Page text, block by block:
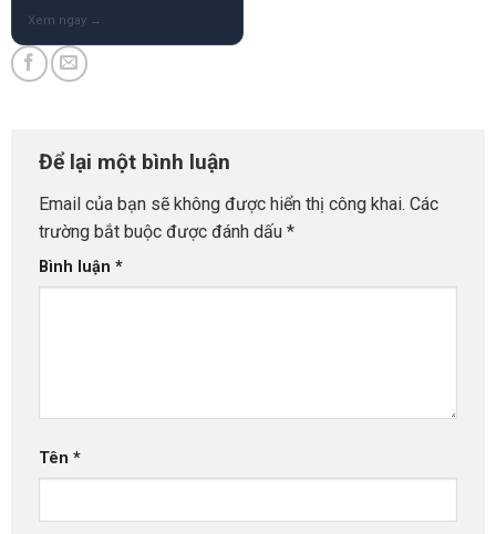
Để lại một bình luận
Email của bạn sẽ không được hiển thị công khai. Các
trường bắt buộc được đánh dấu *
Bình luận *
Tên *